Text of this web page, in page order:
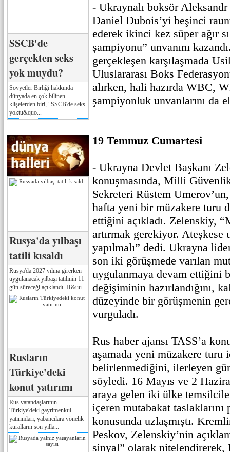
SSCB'de
gerçekten seks
yok muydu?
Sovyetler Birliği hakkında
dünyada en çok bilinen
klişelerden biri, "SSCB'de seks
yoktu&quo...
Rusya'da yılbaşı
tatili kısaldı
Rusya'da 2027 yılına girerken
uygulanacak yılbaşı tatilinin 11
gün süreceği açıklandı. H&uu...
Rusların
Türkiye'deki
konut yatırımı
Rus vatandaşlarının
Türkiye'deki gayrimenkul
yatırımları, yabancılara yönelik
kuralların son yılla...
- Ukraynalı boksör
Daniel Dubois’yi beşinci
ederek ikinci kez süper ağır
şampiyonu” unvanını
gerçekleşen karşılaşmada
Uluslararası Boks
alırken, hali hazırda WBC,
şampiyonluk unvanlarını da
19 Temmuz Cumartesi
- Ukrayna Devlet Başkanı
konuşmasında, Milli
Sekreteri Rüstem
hafta yeni bir müzakere turu
ettiğini açıkladı. Zelenskiy,
artırmak gerekiyor. Ateşkese
yapılmalı” dedi. Ukrayna
son iki görüşmede varılan
uygulanmaya devam ettiğini
değişiminin hazırlandığını,
düzeyinde bir görüşmenin
vurguladı.
Rus haber ajansı TASS’a
aşamada yeni müzakere turu
belirlenmediğini, ilerleyen
söyledi. 16 Mayıs ve 2
araya gelen iki ülke
içeren mutabakat taslaklarını
konusunda uzlaşmıştı.
Peskov, Zelenskiy’nin
sinyal” olarak nitelendirerek,